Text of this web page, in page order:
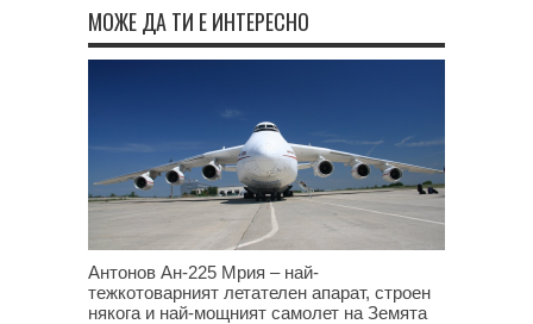
МОЖЕ ДА ТИ Е ИНТЕРЕСНО
Антонов Ан-225 Мрия – най-
тежкотоварният летателен апарат, строен
някога и най-мощният самолет на Земята